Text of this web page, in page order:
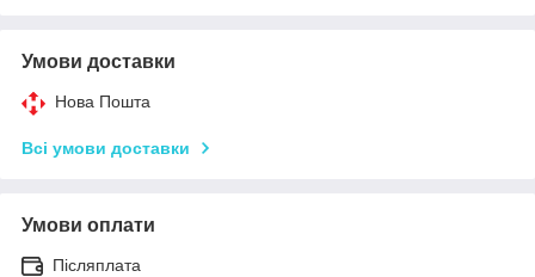
Умови доставки
Нова Пошта
Всі умови доставки
Умови оплати
Післяплата